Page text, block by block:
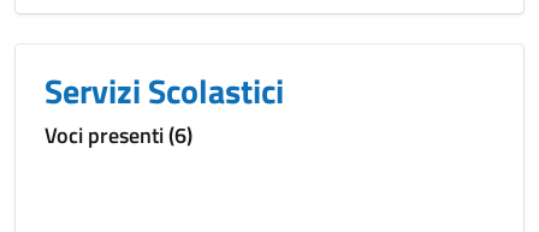
Servizi Scolastici
Voci presenti (6)